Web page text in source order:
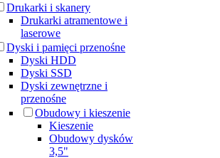
Drukarki i skanery
Drukarki atramentowe i
laserowe
Dyski i pamięci przenośne
Dyski HDD
Dyski SSD
Dyski zewnętrzne i
przenośne
Obudowy i kieszenie
Kieszenie
Obudowy dysków
3,5"